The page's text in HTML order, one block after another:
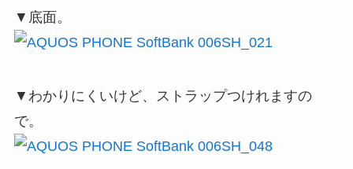
▼底面。
▼わかりにくいけど、ストラップつけれますの
で。